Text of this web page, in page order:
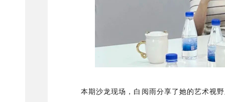
本期沙龙现场，白阅雨分享了她的艺术视